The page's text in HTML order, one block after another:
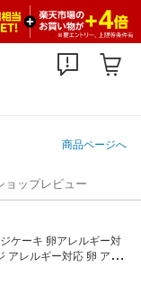
商品ページへ
ョップレビュー
ケーキ 卵アレルギー対
アレルギー対応 卵 アレ
ーキ 卵 アレルギー 誕生
菓子 家族みんなで食べ